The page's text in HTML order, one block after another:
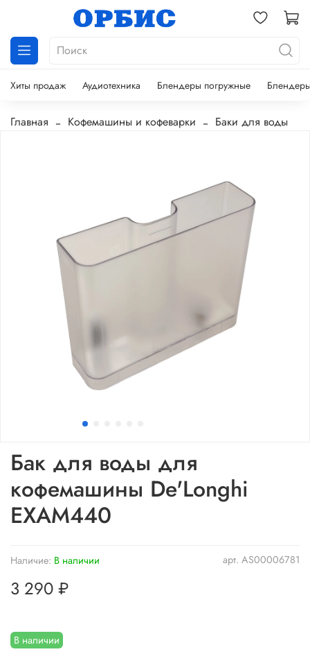
Хиты продаж Аудиотехника Блендеры погружные
Главная Кофемашины и кофеварки Баки для воды
арт. AS00006781
Наличие: В наличии
В наличии
Бак для воды для
кофемашины De'Longhi
EXAM440
3 290 ₽